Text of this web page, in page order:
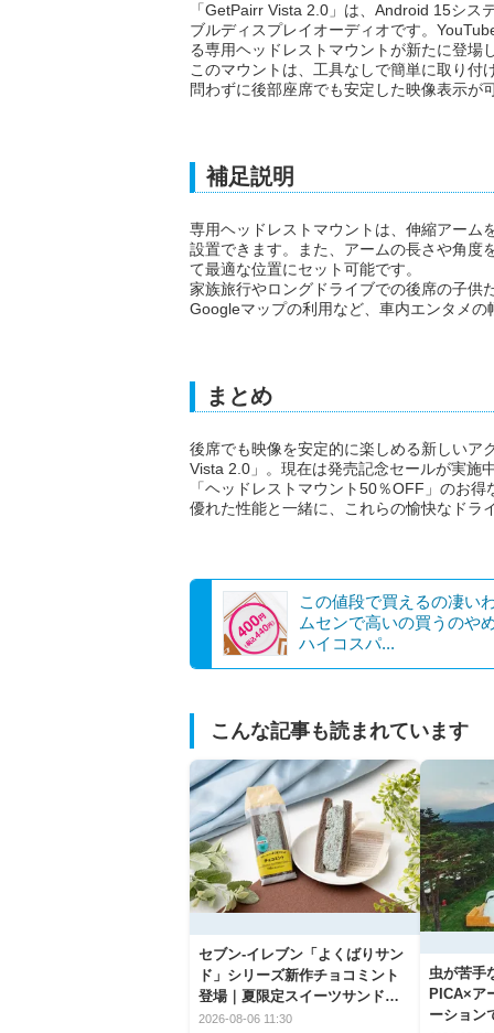
「GetPairr Vista 2.0」は、Android 15シ
ブルディスプレイオーディオです。
る専用ヘッドレストマウントが新たに登場
このマウントは、工具なしで簡単に取り付
問わずに後部座席でも安定した映像表示が
補足説明
専用ヘッドレストマウントは、伸縮アーム
設置できます。また、アームの長さや角度
て最適な位置にセット可能です。
家族旅行やロングドライブでの後席の子供
Googleマップの利用など、車内エンタメの
まとめ
後席でも映像を安定的に楽しめる新しいア
Vista 2.0」。現在は発売記念セールが実施
「ヘッドレストマウント50％OFF」のお得
優れた性能と一緒に、これらの愉快なドラ
この値段で買えるの凄い
ムセンで高いの買うのや
ハイコスパ...
こんな記事も読まれています
セブン‐イレブン「よくばりサン
ド」シリーズ新作チョコミント
登場｜夏限定スイーツサンドの
爽快な魅力
2026-08-06 11:30
虫が苦手
PICA×ア
ーション